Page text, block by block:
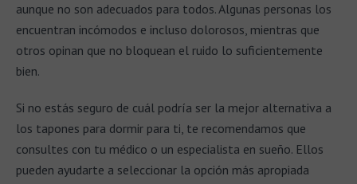
aunque no son adecuados para todos. Algunas personas los
encuentran incómodos e incluso dolorosos, mientras que
otros opinan que no bloquean el ruido lo suficientemente
bien.
Si no estás seguro de cuál podría ser la mejor alternativa a
los tapones para dormir para ti, te recomendamos que
consultes con tu médico o un especialista en sueño. Ellos
pueden ayudarte a seleccionar la opción más apropiada